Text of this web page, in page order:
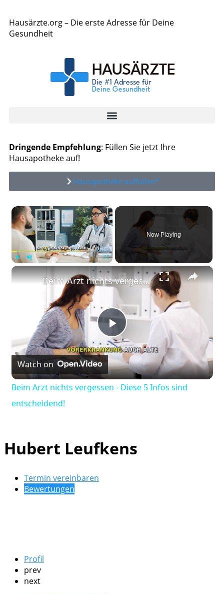
Hausärzte.org – Die erste Adresse für Deine
Gesundheit
Dringende Empfehlung: Füllen Sie jetzt Ihre
Hausapotheke auf!
Hausapotheke auffüllen*
×
Now Playing
×
Play
Video
Beim Arzt nichts vergessen - Diese 5 Infos sind entscheidend!
Watch on
Beim Arzt nichts vergessen - Diese 5 Infos sind
entscheidend!
Hubert Leufkens
Termin vereinbaren
Bewertungen
Profil
prev
next